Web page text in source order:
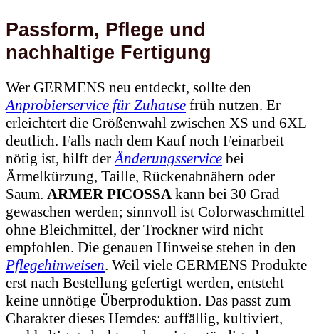
Passform, Pflege und
nachhaltige Fertigung
Wer GERMENS neu entdeckt, sollte den
Anprobierservice für Zuhause früh nutzen. Er
erleichtert die Größenwahl zwischen XS und 6XL
deutlich. Falls nach dem Kauf noch Feinarbeit
nötig ist, hilft derÄnderungsservice bei
Ärmelkürzung, Taille, Rückenabnähern oder
Saum. ARMER PICOSSA kann bei 30 Grad
gewaschen werden; sinnvoll ist Colorwaschmittel
ohne Bleichmittel, der Trockner wird nicht
empfohlen. Die genauen Hinweise stehen in den
Pflegehinweisen. Weil viele GERMENS Produkte
erst nach Bestellung gefertigt werden, entsteht
keine unnötige Überproduktion. Das passt zum
Charakter dieses Hemdes: auffällig, kultiviert,